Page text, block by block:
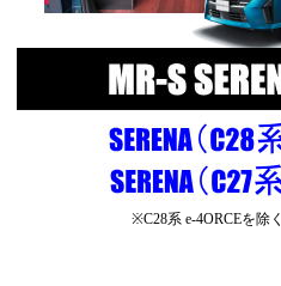
※C28系 e-4ORCEを除く